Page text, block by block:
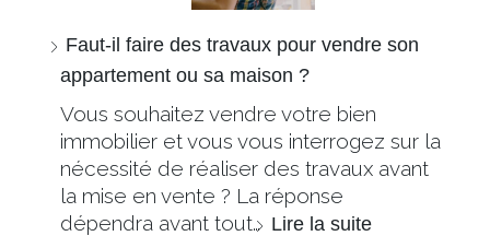
Faut-il faire des travaux pour vendre son
appartement ou sa maison ?
Vous souhaitez vendre votre bien
immobilier et vous vous interrogez sur la
nécessité de réaliser des travaux avant
la mise en vente ? La réponse
dépendra avant tout… Lire la suite